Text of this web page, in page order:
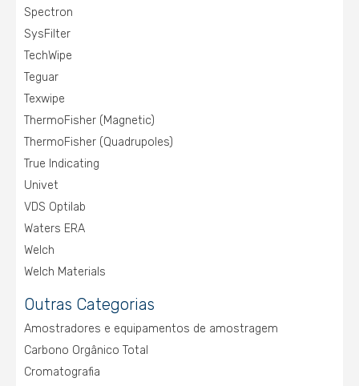
Spectron
SysFilter
TechWipe
Teguar
Texwipe
ThermoFisher (Magnetic)
ThermoFisher (Quadrupoles)
True Indicating
Univet
VDS Optilab
Waters ERA
Welch
Welch Materials
Outras Categorias
Amostradores e equipamentos de amostragem
Carbono Orgânico Total
Cromatografia